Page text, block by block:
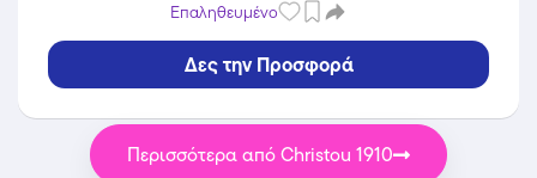
προσφορά σε Fitness / Υγεία του
Christou 1910 και κέρδισε από τις
εκπτώσεις!
Επαληθευμένο
Δες την Προσφορά
Περισσότερα από Christou 1910